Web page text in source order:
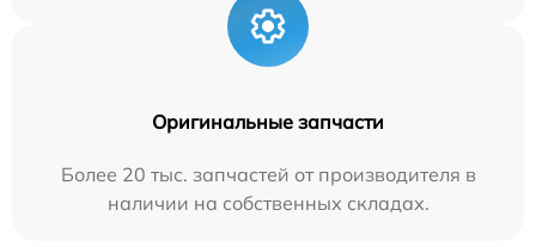
Оригинальные запчасти
Более 20 тыс. запчастей от производителя в
наличии на собственных складах.